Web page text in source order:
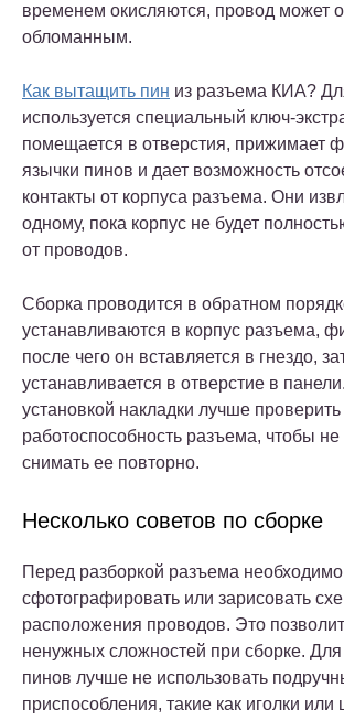
временем окисляются, провод может
обломанным.
Как вытащить пин из разъема КИА?
используется специальный ключ-
помещается в отверстия, прижимает
язычки пинов и дает возможность
контакты от корпуса разъема. Они
одному, пока корпус не будет
от проводов.
Сборка проводится в обратном
устанавливаются в корпус разъема,
после чего он вставляется в гнездо,
устанавливается в отверстие в
установкой накладки лучше проверить
работоспособность разъема, чтобы
снимать ее повторно.
Несколько советов по сборке
Перед разборкой разъема необходимо
сфотографировать или зарисовать
расположения проводов. Это
ненужных сложностей при сборке. Для
пинов лучше не использовать
приспособления, такие как иголки или